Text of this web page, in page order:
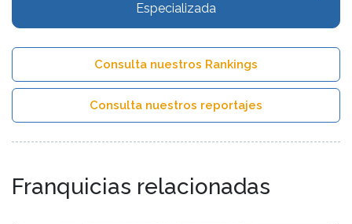
Especializada
Consulta nuestros Rankings
Consulta nuestros reportajes
Franquicias relacionadas